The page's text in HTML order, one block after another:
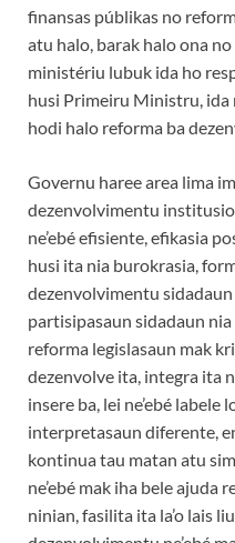
finansas públikas no
atu halo, barak halo ona
ministériu lubuk ida ho
husi Primeiru Ministru, ida
hodi halo reforma ba
Governu haree area lima
dezenvolvimentu
ne’ebé efisiente, efikasia
husi ita nia burokrasia,
dezenvolvimentu
partisipasaun sidadaun
reforma legislasaun mak
dezenvolve ita, integra ita
insere ba, lei ne’ebé
interpretasaun diferente,
kontinua tau matan atu
ne’ebé mak iha bele ajuda
ninian, fasilita ita la’o lais